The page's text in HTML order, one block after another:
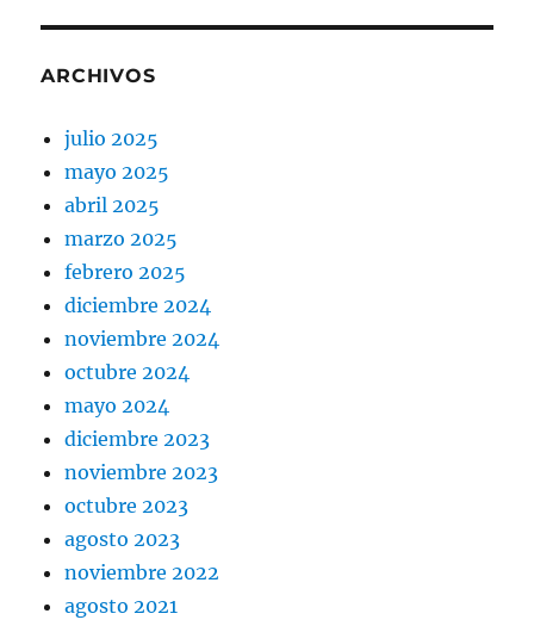
ARCHIVOS
julio 2025
mayo 2025
abril 2025
marzo 2025
febrero 2025
diciembre 2024
noviembre 2024
octubre 2024
mayo 2024
diciembre 2023
noviembre 2023
octubre 2023
agosto 2023
noviembre 2022
agosto 2021